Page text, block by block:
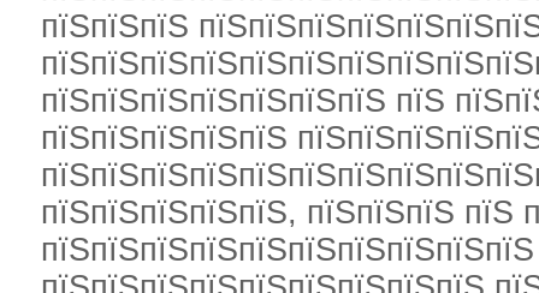
пїЅпїЅпїЅ
пїЅпїЅпїЅпїЅпїЅпїЅпїЅ пїЅ
пїЅпїЅпїЅпїЅпїЅ
пїЅпїЅпїЅпїЅпїЅ, пїЅпїЅпїЅ пїЅ